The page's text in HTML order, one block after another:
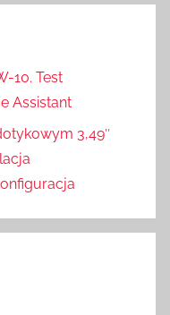
10. Test
Assistant
3,49″